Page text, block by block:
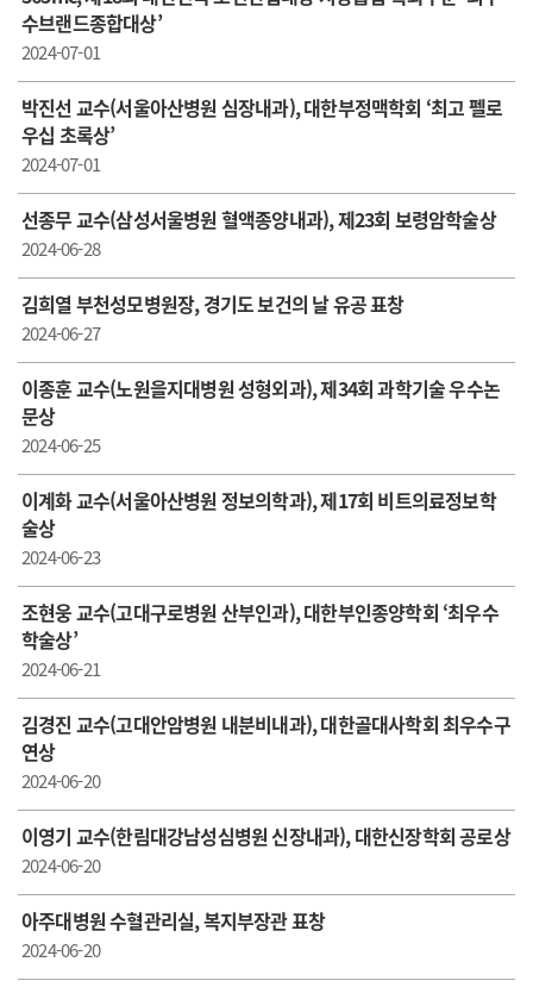
수브랜드종합대상’
2024-07-01
박진선 교수(서울아산병원 심장내과), 대한부정맥학회 ‘최고 펠로
우십 초록상’
2024-07-01
선종무 교수(삼성서울병원 혈액종양내과), 제23회 보령암학술상
2024-06-28
김희열 부천성모병원장, 경기도 보건의 날 유공 표창
2024-06-27
이종훈 교수( 노원을지대병원 성형외과), 제34회 과학기술 우수논
문상
2024-06-25
이계화 교수(서울아산병원 정보의학과), 제17회 비트의료정보학
술상
2024-06-23
조현웅 교수(고대구로병원 산부인과), 대한부인종양학회 ‘최우수
학술상’
2024-06-21
김경진 교수(고대안암병원 내분비내과), 대한골대사학회 최우수구
연상
2024-06-20
이영기 교수(한림대강남성심병원 신장내과), 대한신장학회 공로상
2024-06-20
아주대병원 수혈관리실, 복지부장관 표창
2024-06-20